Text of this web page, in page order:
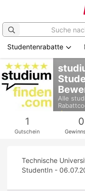
Zum
Hauptinhalt
springen
Studentenrabatte
Alle
1
Gutschein
0
Technische
StudentIn -